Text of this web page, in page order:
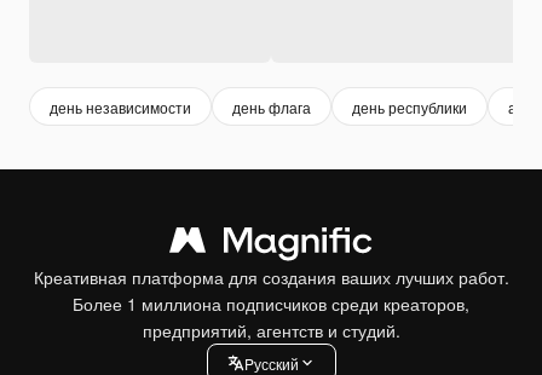
день независимости день флага день республики
Креативная платформа для создания ваших лучших работ.
Более 1 миллиона подписчиков среди креаторов,
предприятий, агентств и студий.
Pусский